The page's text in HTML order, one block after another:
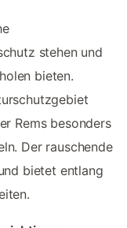
stehen und
bieten.
Rems besonders
Der rauschende
bietet entlang